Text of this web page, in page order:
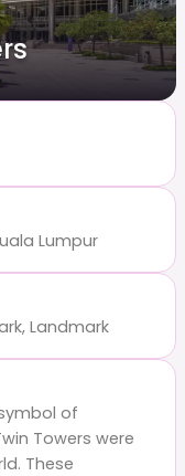
Lumpur
Landmark
of
Towers were
These